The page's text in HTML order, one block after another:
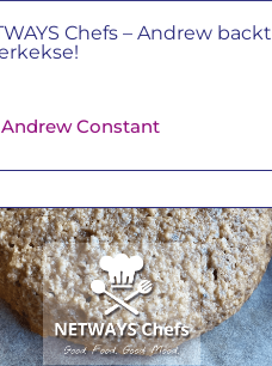
Chefs – Andrew backt
Andrew Constant